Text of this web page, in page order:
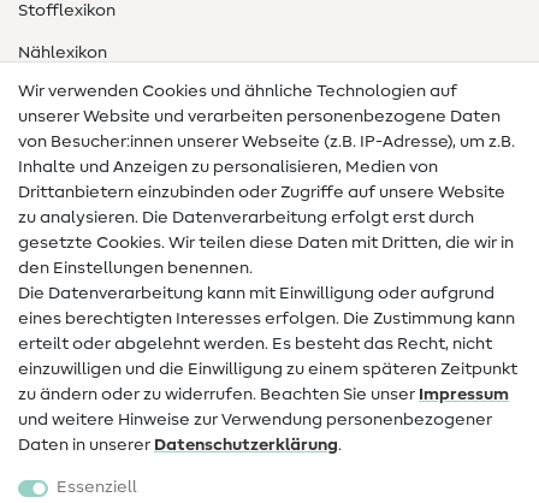
Stofflexikon
Nählexikon
Nähanleitungen
Hilfe & Kontakt
Kontakt
Infos zum Betreiberwechsel
Widerrufsrecht
Beliebt
Stoffe
Wir verwenden Cookies und ähnliche Technologien auf
unserer Website und verarbeiten personenbezogene Daten
von Besucher:innen unserer Webseite (z.B. IP-Adresse), um z.B.
Inhalte und Anzeigen zu personalisieren, Medien von
Drittanbietern einzubinden oder Zugriffe auf unsere Website
zu analysieren. Die Datenverarbeitung erfolgt erst durch
gesetzte Cookies. Wir teilen diese Daten mit Dritten, die wir in
den Einstellungen benennen.
Die Datenverarbeitung kann mit Einwilligung oder aufgrund
eines berechtigten Interesses erfolgen. Die Zustimmung kann
erteilt oder abgelehnt werden. Es besteht das Recht, nicht
einzuwilligen und die Einwilligung zu einem späteren Zeitpunkt
zu ändern oder zu widerrufen. Beachten Sie unser Impressum
und weitere Hinweise zur Verwendung personenbezogener
Daten in unserer Daten­schutz­erklärung.
Essenziell